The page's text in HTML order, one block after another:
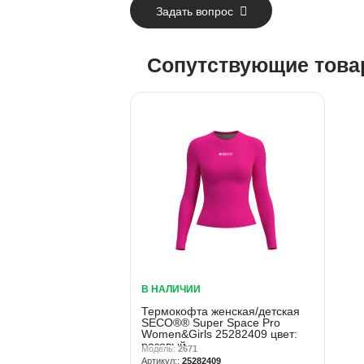
Задать вопрос
Сопутствующие
В НАЛИЧИИ
Термокофта женская/детская
SECO®® Super Space Pro
Women&Girls 25282409 цвет:
розовый2671
25282409